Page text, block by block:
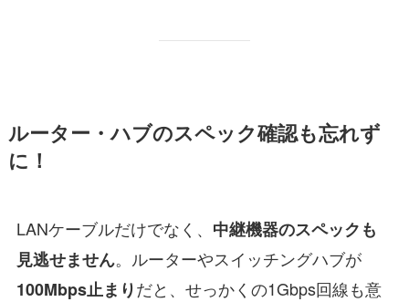
ルーター・ハブのスペック確認も忘れず
に！
LANケーブルだけでなく、 中継機器のスペックも
見逃せません。ルーターやスイッチングハブが
100Mbps止まりだと、せっかくの1Gbps回線も意